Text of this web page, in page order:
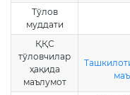
Тўлов
муддати
ҚҚС
тўловчилар
ҳақида
маълумот